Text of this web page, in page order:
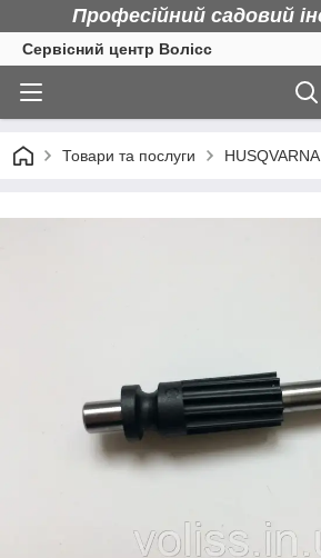
Професійний садовий
Сервісний центр Волісс
Товари та послуги HUSQVARNA